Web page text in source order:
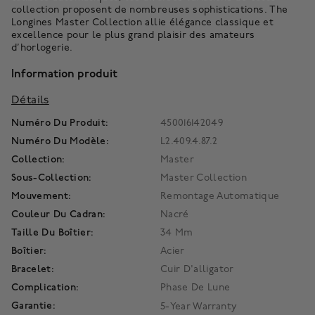
collection proposent de nombreuses sophistications. The
Longines Master Collection allie élégance classique et
excellence pour le plus grand plaisir des amateurs
d’horlogerie.
Information produit
Détails
Numéro Du Produit:
450016142049
Numéro Du Modèle:
L2.409.4.87.2
Collection:
Master
Sous-Collection:
Master Collection
Mouvement:
Remontage Automatique
Couleur Du Cadran:
Nacré
Taille Du Boîtier:
34 Mm
Boîtier:
Acier
Bracelet:
Cuir D'alligator
Complication:
Phase De Lune
Garantie:
5-Year Warranty